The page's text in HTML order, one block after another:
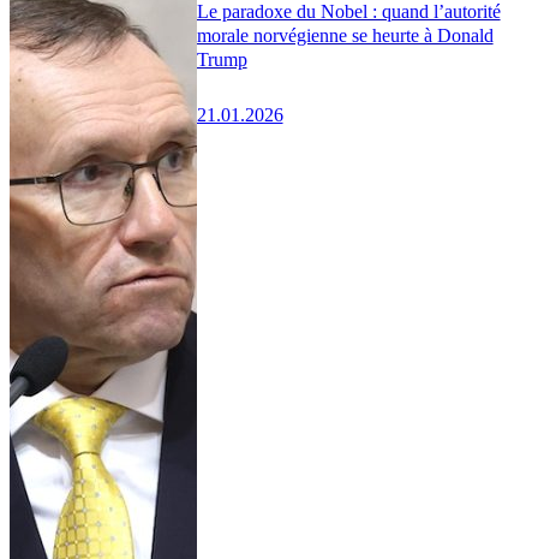
Le paradoxe du Nobel : quand l’autorité
morale norvégienne se heurte à Donald
Trump
21.01.2026